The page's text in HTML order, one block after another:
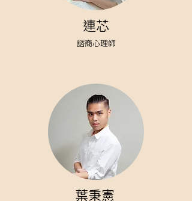
連芯
諮商心理師
葉秉憲